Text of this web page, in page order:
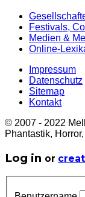
Festivals,
Medien &
Online-
Impressum
Datenschutz
Sitemap
Kontakt
© 2007 - 2022
Phantastik,
Log in or